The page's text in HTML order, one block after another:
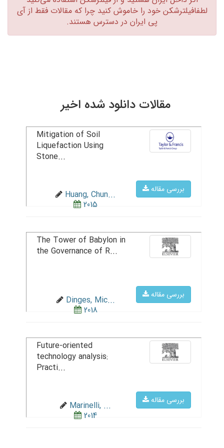
لطفافیلترشکن خود را خاموش کنید چرا که مقالات فقط از آی
پی ایران در دسترس هستند.‏
مقالات دانلود شده اخیر
بررسی مقاله
Mitigation of Soil
Liquefaction Using
Stone...
Huang, Chun...
2015
بررسی مقاله
The Tower of Babylon in
the Governance of R...
Dinges, Mic...
2018
بررسی مقاله
Future-oriented
technology analysis:
Practi...
Marinelli, ...
2014